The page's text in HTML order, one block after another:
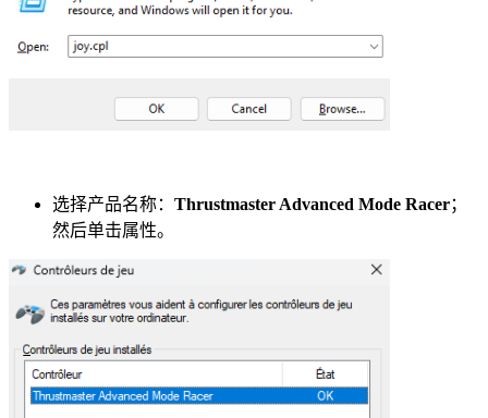
选择产品名称： Thrustmaster Advanced Mode Racer；
然后单击属性。